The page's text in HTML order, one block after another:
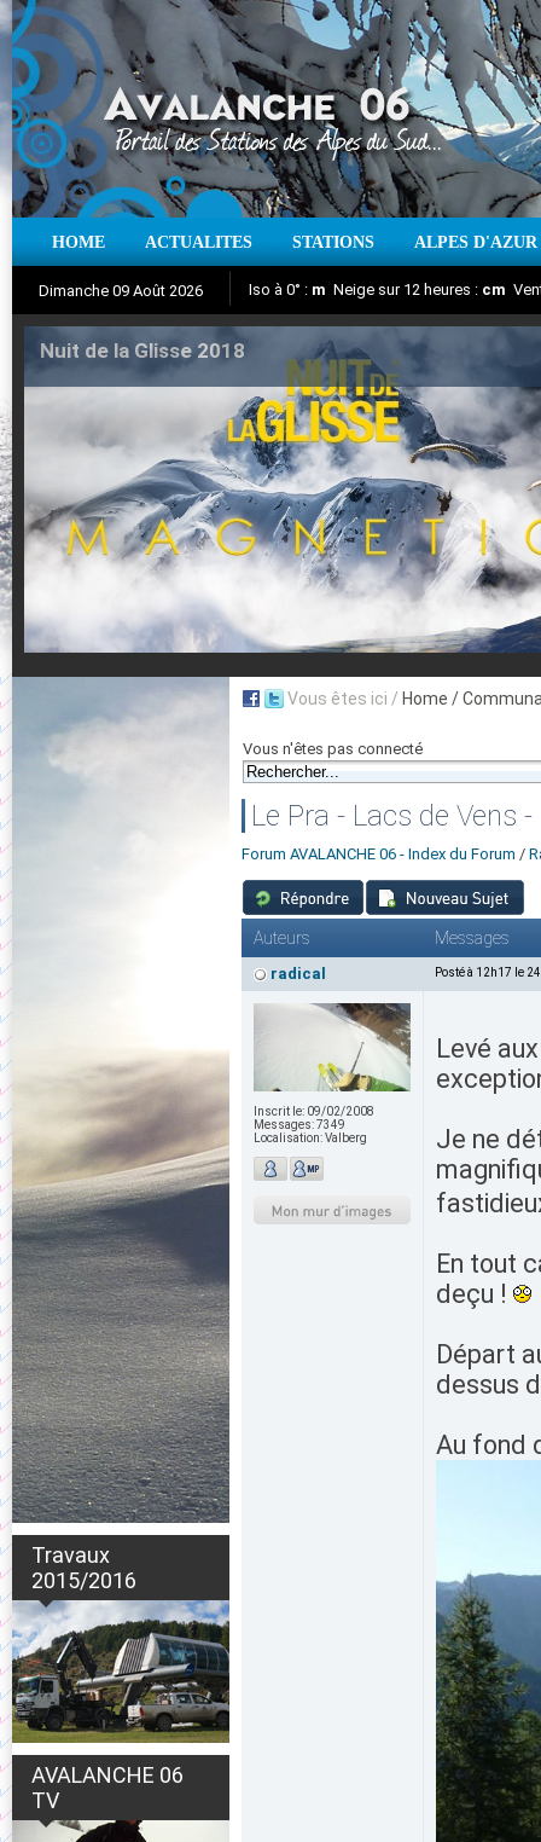
HOME ACTUALITES STATIONS ALPES D'AZUR
Dimanche 09 Août 2026
Aujourd'hui : T° Min : °C T° Max :°C
Iso à 0° :mNeige sur 12 heures :cm
Suivez en direct l'actualité des stations
Nuit de la Glisse 2018
Travaux
2015/2016
AVALANCHE 06
TV
Vous êtes ici / Home /
Vous n'êtes pas connecté
Le Pra - Lacs de Vens
Forum AVALANCHE 06 - Index du Forum /
Auteurs Messages
radical Posté à 12h17 le
Inscrit le: 09/02/2008
Messages:7349
Localisation:Valberg
Levé
Je ne
En tout
deçu !
Départ
dessus
Au fond